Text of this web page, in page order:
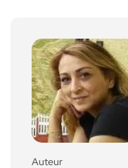
Auteur